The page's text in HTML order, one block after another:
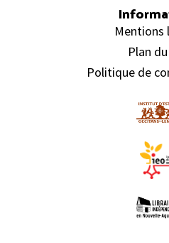
Mentions
Plan
Politique de